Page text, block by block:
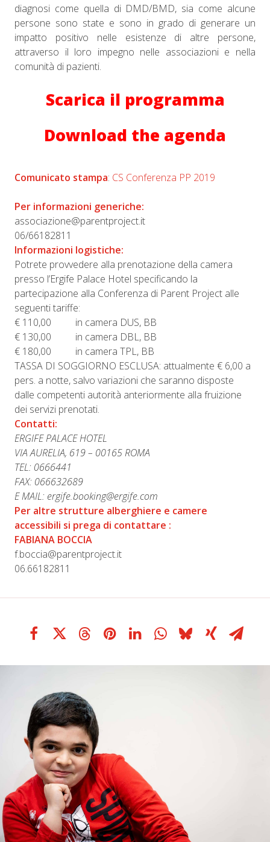
diagnosi come quella di DMD/BMD, sia come alcune
persone sono state e sono in grado di generare un
impatto positivo nelle esistenze di altre persone,
attraverso il loro impegno nelle associazioni e nella
comunità di pazienti.
Scarica il programma
Download the agenda
Comunicato stampa: CS Conferenza PP 2019
Per informazioni generiche:
associazione@parentproject.it
06/66182811
Informazioni logistiche:
Potrete provvedere alla prenotazione della camera
presso l’Ergife Palace Hotel specificando la
partecipazione alla Conferenza di Parent Project alle
seguenti tariffe:
€ 110,00 in camera DUS, BB
€ 130,00 in camera DBL, BB
€ 180,00 in camera TPL, BB
TASSA DI SOGGIORNO ESCLUSA: attualmente € 6,00 a
pers. a notte, salvo variazioni che saranno disposte
dalle competenti autorità anteriormente alla fruizione
dei servizi prenotati.
Contatti:
ERGIFE PALACE HOTEL
VIA AURELIA, 619 – 00165 ROMA
TEL: 0666441
FAX: 066632689
E MAIL: ergife.booking@ergife.com
Per altre strutture alberghiere e camere
accessibili si prega di contattare :
FABIANA BOCCIA
f.boccia@parentproject.it
06.66182811